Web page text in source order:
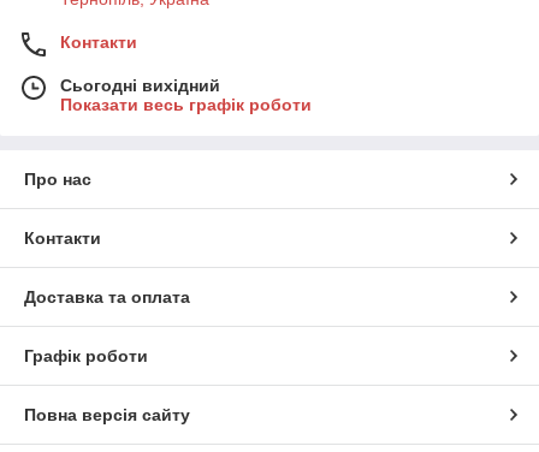
Контакти
Сьогодні вихідний
Показати весь графік роботи
Про нас
Контакти
Доставка та оплата
Графік роботи
Повна версія сайту